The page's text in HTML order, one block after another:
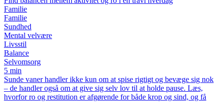
Familie
Familie
Sundhed
Mental velvære
Livsstil
Balance
Selvomsorg
5 min
Sunde vaner handler ikke kun om at spise rigtigt og bevæge sig nok
– de handler også om at give sig selv lov til at holde pause. Læs,
hvorfor ro og restitution er afgørende for både krop og sind, og få